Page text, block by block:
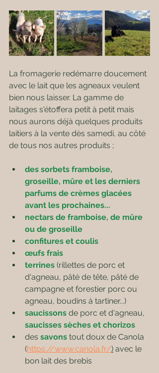
La fromagerie redémarre doucement
avec le lait que les agneaux veulent
bien nous laisser. La gamme de
laitages s'étoffera petit à petit mais
nous aurons déjà quelques produits
laitiers à la vente dès samedi, au côté
de tous nos autres produits ;
des sorbets framboise,
groseille, mûre et les derniers
parfums de crèmes glacées
avant les prochaines...
nectars de framboise, de mûre
ou de groseille
confitures et coulis
œufs frais
terrines (rillettes de porc et
d'agneau, pâté de tête, pâté de
campagne et forestier porc ou
agneau, boudins à tartiner...)
saucissons de porc et d'agneau,
saucisses sèches et chorizos
des savons tout doux de Canola
(https://www.canola.fr/) avec le
bon lait des brebis